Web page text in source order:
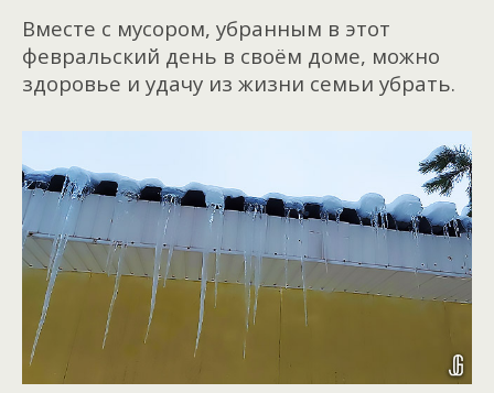
Вместе с мусором, убранным в этот
февральский день в своём доме, можно
здоровье и удачу из жизни семьи убрать.